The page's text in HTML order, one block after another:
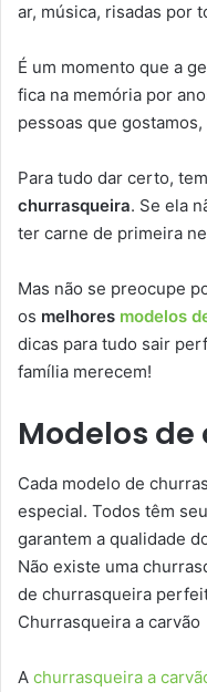
ar, música, risadas por
É um momento que a
fica na memória por
pessoas que
Para tudo dar certo,
churrasqueira. Se ela
ter carne de primeira
Mas não se preocupe
os melhores modelos
dicas para tudo sair
família merecem!
Modelos
Cada modelo de
especial. Todos têm
garantem a qualidade
Não existe uma
de churrasqueira
Churrasqueira a carvão
A churrasqueira a